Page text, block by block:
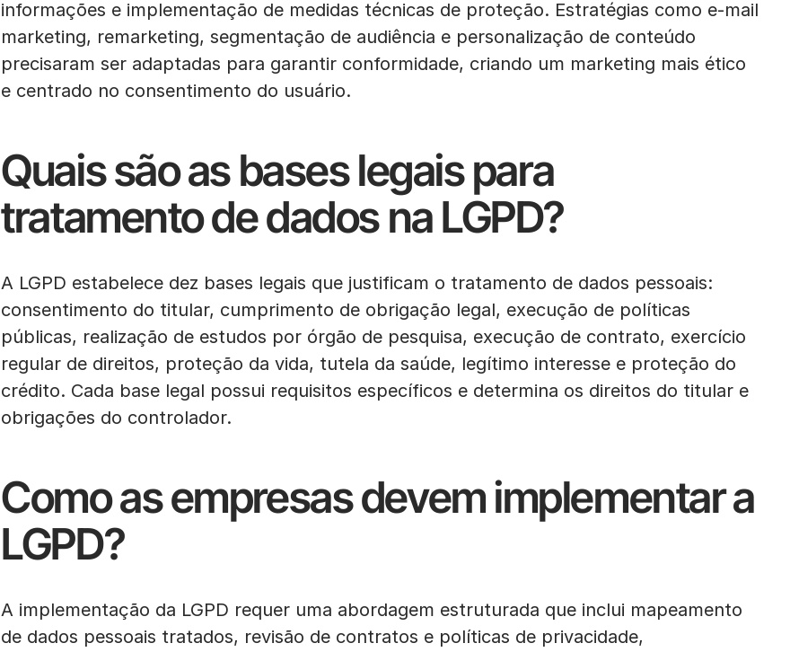
informações e implementação de medidas técnicas de proteção. Estratégias como e-mail
marketing, remarketing, segmentação de audiência e personalização de conteúdo
precisaram ser adaptadas para garantir conformidade, criando um marketing mais ético
e centrado no consentimento do usuário.
Quais são as bases legais para
tratamento de dados na LGPD?
A LGPD estabelece dez bases legais que justificam o tratamento de dados pessoais:
consentimento do titular, cumprimento de obrigação legal, execução de políticas
públicas, realização de estudos por órgão de pesquisa, execução de contrato, exercício
regular de direitos, proteção da vida, tutela da saúde, legítimo interesse e proteção do
crédito. Cada base legal possui requisitos específicos e determina os direitos do titular e
obrigações do controlador.
Como as empresas devem implementar a
LGPD?
A implementação da LGPD requer uma abordagem estruturada que inclui mapeamento
de dados pessoais tratados, revisão de contratos e políticas de privacidade,